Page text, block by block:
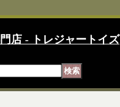
店 - トレジャートイズ